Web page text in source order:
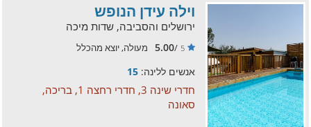
וילה עידן הנופש
ירושלים והסביבה, שדות מיכה
5
/
5.00 מעולה, יוצא מהכלל
אנשים ללינה: 15
חדרי שינה 3, חדרי רחצה 1, בריכה,
סאונה